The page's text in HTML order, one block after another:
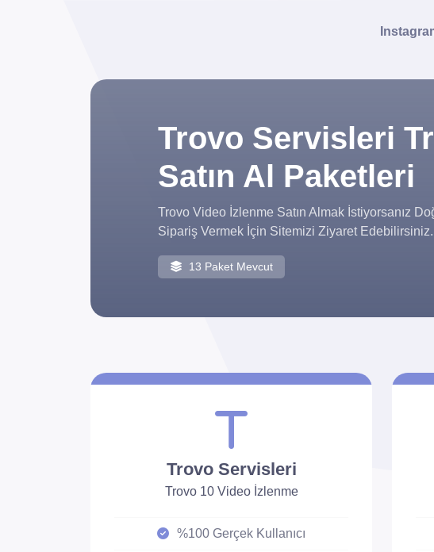
Trovo Servisleri
Satın Al Paketleri
Trovo Video İzlenme Satın Almak İstiyorsanız
Sipariş Vermek İçin Sitemizi Ziyaret Edebilirsiniz.
13 Paket Mevcut
Trovo Servisleri
Trovo 10 Video İzlenme
%100 Gerçek Kullanıcı